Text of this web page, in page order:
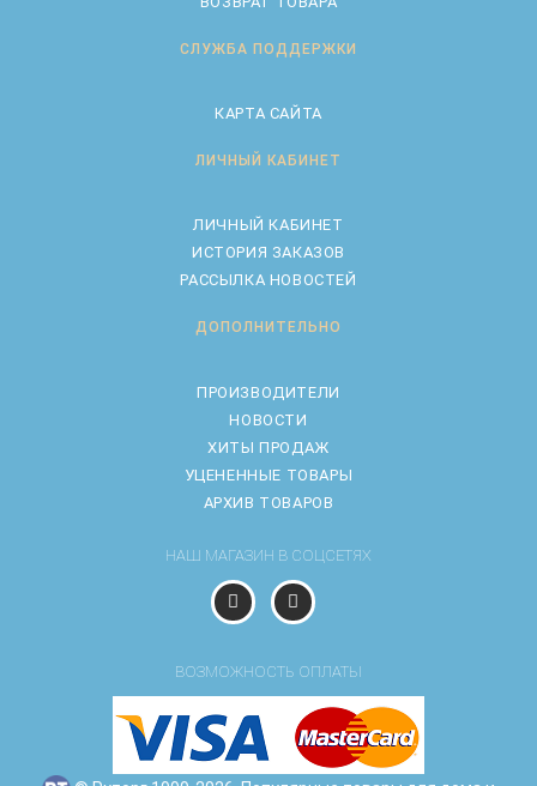
СЛУЖБА ПОДДЕРЖКИ
КАРТА САЙТА
ЛИЧНЫЙ КАБИНЕТ
ЛИЧНЫЙ КАБИНЕТ
ИСТОРИЯ ЗАКАЗОВ
РАССЫЛКА НОВОСТЕЙ
ДОПОЛНИТЕЛЬНО
ПРОИЗВОДИТЕЛИ
НОВОСТИ
ХИТЫ ПРОДАЖ
УЦЕНЕННЫЕ ТОВАРЫ
АРХИВ ТОВАРОВ
НАШ МАГАЗИН В СОЦСЕТЯХ
ВОЗМОЖНОСТЬ ОПЛАТЫ